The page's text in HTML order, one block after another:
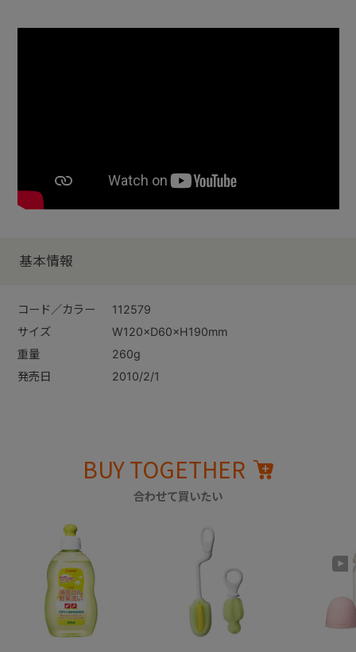
基本情報
コード／カラー
112579
サイズ
W120×D60×H190mm
重量
260g
発売日
2010/2/1
BUY TOGETHER
合わせて買いたい